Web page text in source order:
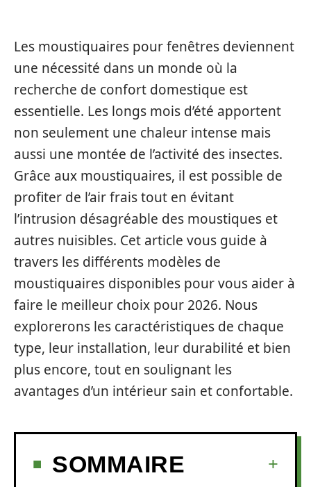
Les moustiquaires pour fenêtres deviennent
une nécessité dans un monde où la
recherche de confort domestique est
essentielle. Les longs mois d’été apportent
non seulement une chaleur intense mais
aussi une montée de l’activité des insectes.
Grâce aux moustiquaires, il est possible de
profiter de l’air frais tout en évitant
l’intrusion désagréable des moustiques et
autres nuisibles. Cet article vous guide à
travers les différents modèles de
moustiquaires disponibles pour vous aider à
faire le meilleur choix pour 2026. Nous
explorerons les caractéristiques de chaque
type, leur installation, leur durabilité et bien
plus encore, tout en soulignant les
avantages d’un intérieur sain et confortable.
SOMMAIRE